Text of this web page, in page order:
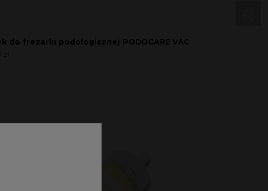
do frezarki podologicznej PODOCARE VAC